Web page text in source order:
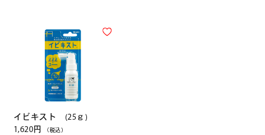
イビキスト (25ｇ)
1,620円
（税込）